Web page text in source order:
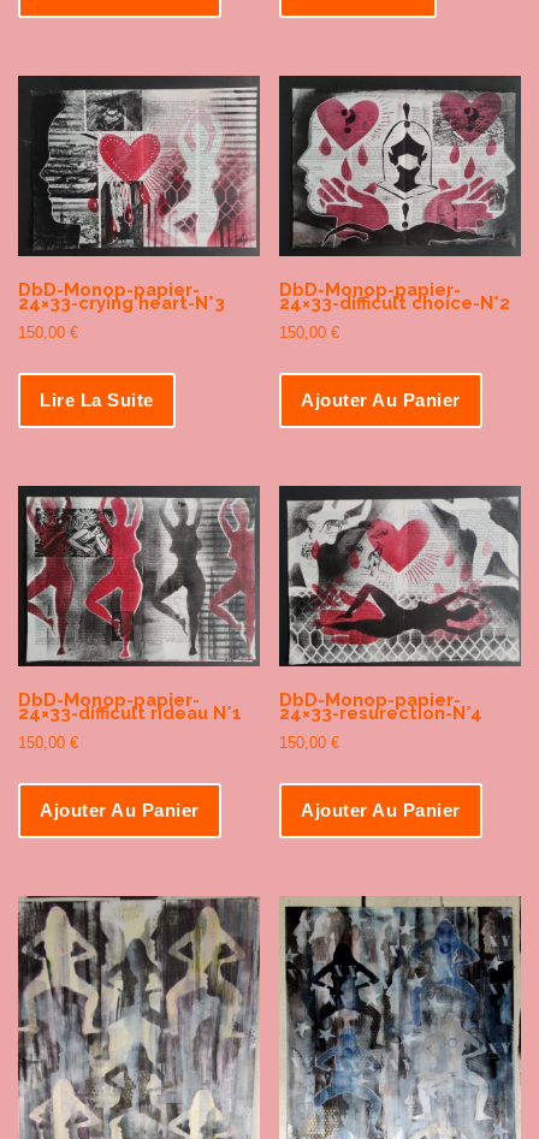
DbD-Monop-papier-
24×33-crying heart-N°3
150,00 €
Lire La Suite
DbD-Monop-papier-
24×33-difficult choice-N°2
150,00€
Ajouter Au Panier
DbD-Monop-papier-
24×33-difficult rideau N°1
150,00 €
Ajouter Au Panier
DbD-Monop-papier-
24×33-resurection-N°4
150,00€
Ajouter Au Panier